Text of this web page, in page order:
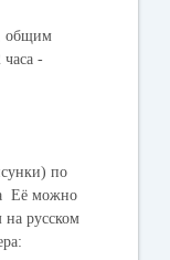
общим
-
по
Её можно
на русском